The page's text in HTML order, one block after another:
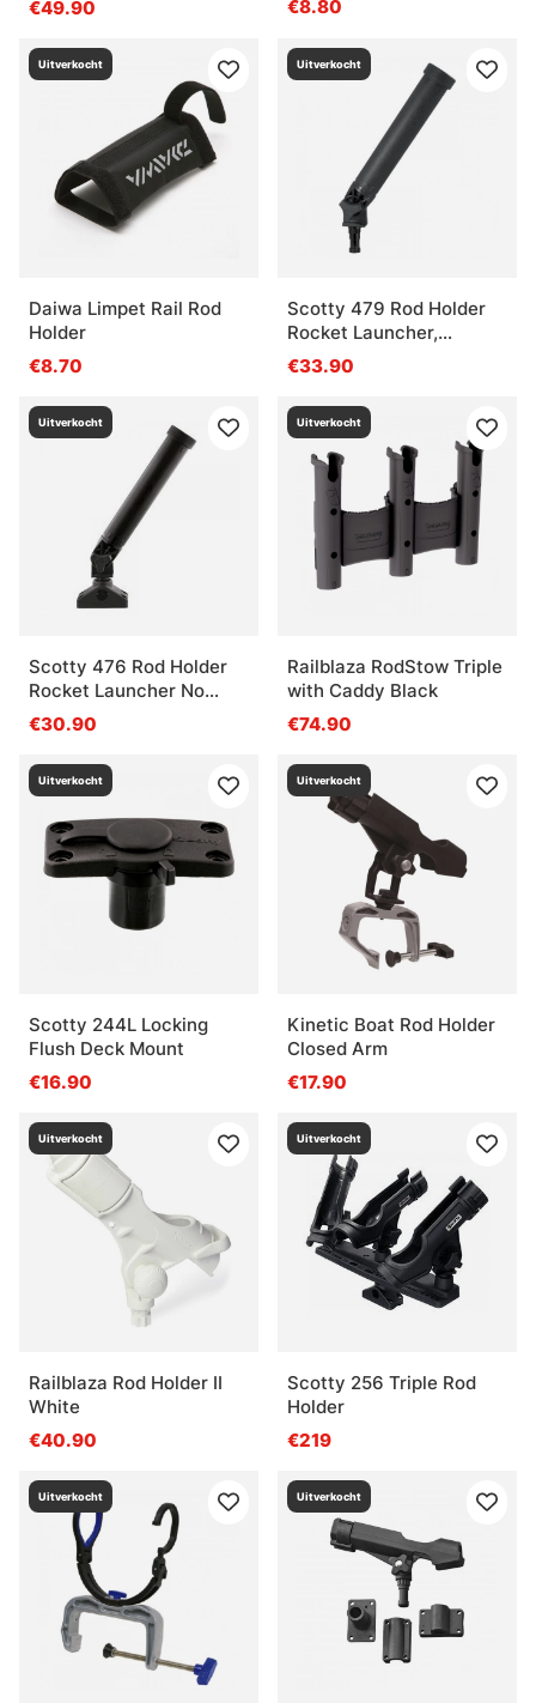
€49.90 €8.80
Uitverkocht
Daiwa Limpet Rail Rod
Holder
€8.70
Uitverkocht
Scotty 479 Rod Holder
Rocket Launcher,
Without Mount
€33.90
Uitverkocht
Scotty 476 Rod Holder
Rocket Launcher No
Jacket W241 Mount
€30.90
Uitverkocht
Railblaza RodStow Triple
with Caddy Black
€74.90
Uitverkocht
Scotty 244L Locking
Flush Deck Mount
€16.90
Uitverkocht
Kinetic Boat Rod Holder
Closed Arm
€17.90
Uitverkocht
Railblaza Rod Holder II
White
€40.90
Uitverkocht
Scotty 256 Triple Rod
Holder
€219
Uitverkocht Uitverkocht